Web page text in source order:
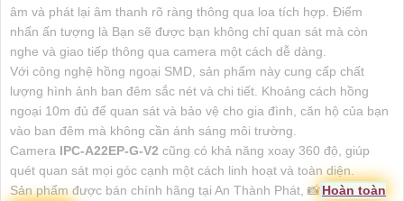
âm và phát lại âm thanh rõ ràng thông qua loa tích hợp. Điểm
nhấn ấn tượng là Bạn sẽ được bạn không chỉ quan sát mà còn
nghe và giao tiếp thông qua camera một cách dễ dàng.
Với công nghệ hồng ngoại SMD, sản phẩm này cung cấp chất
lượng hình ảnh ban đêm sắc nét và chi tiết. Khoảng cách hồng
ngoại 10m đủ để quan sát và bảo vệ cho gia đình, căn hộ của bạn
vào ban đêm mà không cần ánh sáng môi trường.
Camera IPC-A22EP-G-V2 cũng có khả năng xoay 360 độ, giúp
quét quan sát mọi góc cạnh một cách linh hoạt và toàn diện.
Sản phẩm được bán chính hãng tại An Thành Phát, 📸Hoàn toàn